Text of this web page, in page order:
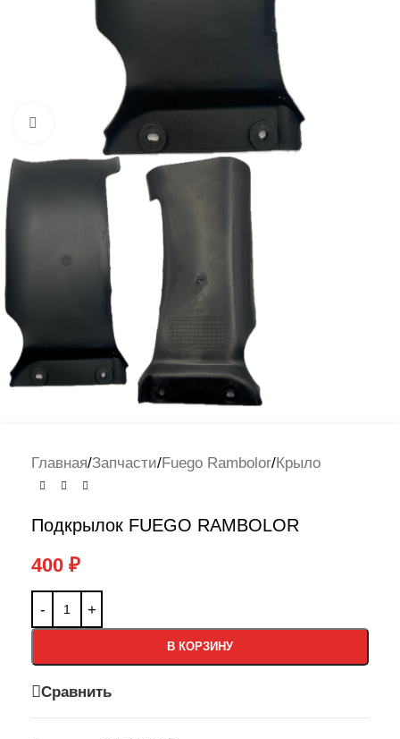
Нажмите, чтобы увеличить
Главная/Запчасти/Fuego Rambolor/Крыло
Подкрылок FUEGO RAMBOLOR
400 ₽
В КОРЗИНУ
Сравнить